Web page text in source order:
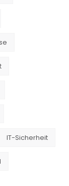
IT-Sicherheit